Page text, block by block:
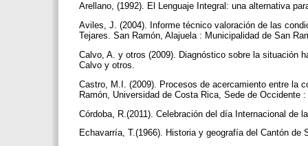
Arellano, (1992). El Lenguaje Integral: una alternativa
Aviles, J. (2004). Informe técnico valoración de las
Tejares. San Ramón, Alajuela : Municipalidad de San
Calvo, A. y otros (2009). Diagnóstico sobre la situación
Calvo y otros.
Castro, M.I. (2009). Procesos de acercamiento entre la
Ramón, Universidad de Costa Rica, Sede de Occidente
Córdoba, R.(2011). Celebración del día Internacional
Echavarría, T.(1966). Historia y geografía del Cantón